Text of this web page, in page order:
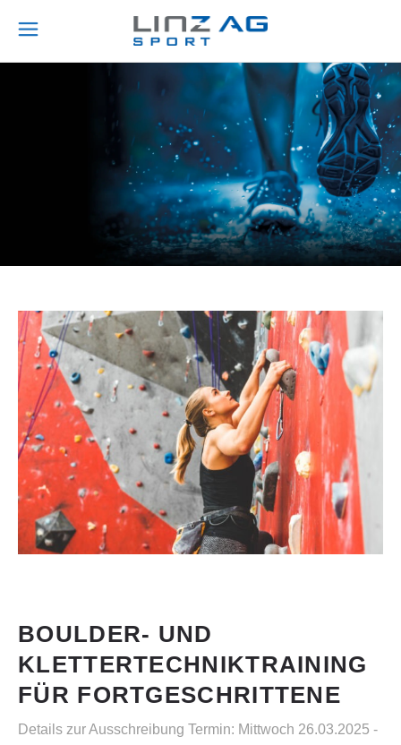
BOULDER- UND
KLETTERTECHNIKTRAINING
FÜR FORTGESCHRITTENE
Details zur Ausschreibung Termin: Mittwoch 26.03.2025 -